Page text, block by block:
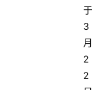
于
3
月
2
2